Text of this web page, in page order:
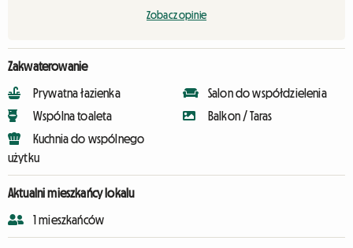
Zobacz opinie
Zakwaterowanie
Prywatna łazienka
Wspólna toaleta
Kuchnia do wspólnego
użytku
Salon do współdzielenia
Balkon / Taras
Aktualni mieszkańcy lokalu
1 mieszkańców